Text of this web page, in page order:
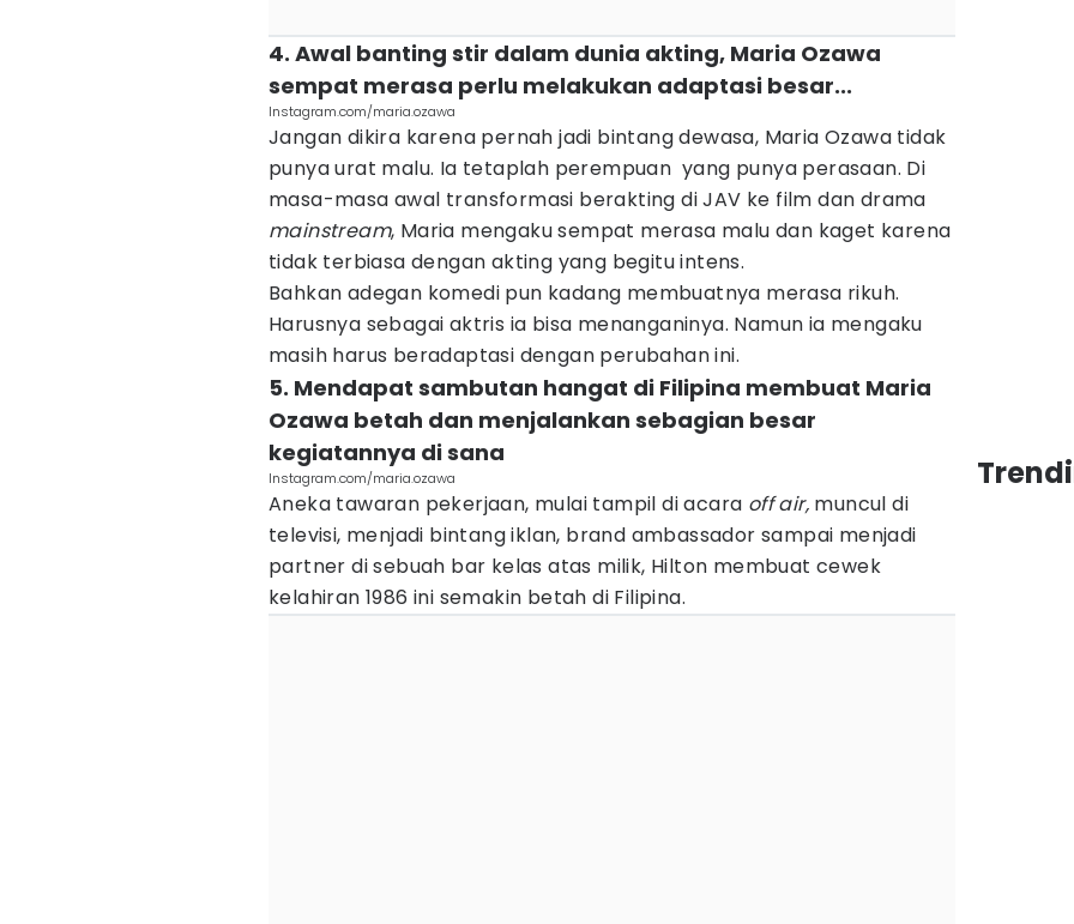
4. Awal banting stir dalam dunia akting, Maria Ozawa
sempat merasa perlu melakukan adaptasi besar...
Instagram.com/maria.ozawa
Jangan dikira karena pernah jadi bintang dewasa, Maria Ozawa tidak
punya urat malu. Ia tetaplah perempuan yang punya perasaan. Di
masa-masa awal transformasi berakting di JAV ke film dan drama
mainstream, Maria mengaku sempat merasa malu dan kaget karena
tidak terbiasa dengan akting yang begitu intens.
Bahkan adegan komedi pun kadang membuatnya merasa rikuh.
Harusnya sebagai aktris ia bisa menanganinya. Namun ia mengaku
masih harus beradaptasi dengan perubahan ini.
5. Mendapat sambutan hangat di Filipina membuat Maria
Ozawa betah dan menjalankan sebagian besar
kegiatannya di sana
Instagram.com/maria.ozawa
Aneka tawaran pekerjaan, mulai tampil di acara off air, muncul di
televisi, menjadi bintang iklan, brand ambassador sampai menjadi
partner di sebuah bar kelas atas milik, Hilton membuat cewek
kelahiran 1986 ini semakin betah di Filipina.